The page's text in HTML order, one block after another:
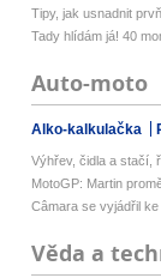
Tipy, jak usnadnit
Tady hlídám já! 40
Auto-moto
Alko-kalkulačka
Výhřev, čidla a stačí,
MotoGP: Martin
Câmara se vyjádřil
Věda a